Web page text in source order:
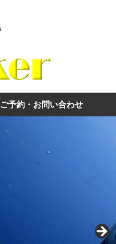
ご予約・お問い合わせ